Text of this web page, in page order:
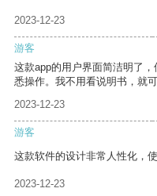
2023-12-23
游客
这款app的用户界面简洁明了
悉操作。我不用看说明书，就
2023-12-23
游客
这款软件的设计非常人性化，
2023-12-23